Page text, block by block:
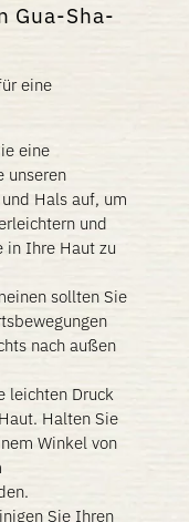
Gua-Sha-
eine
eine
unseren
Hals auf, um
und
in Ihre Haut zu
sollten Sie
nach außen
leichten Druck
Halten Sie
Winkel von
Sie Ihren